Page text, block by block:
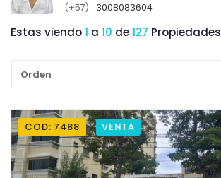
Estas viendo1 a 10 de127 Propiedades
COD: 7488 VENTA
(+57)
3008083604